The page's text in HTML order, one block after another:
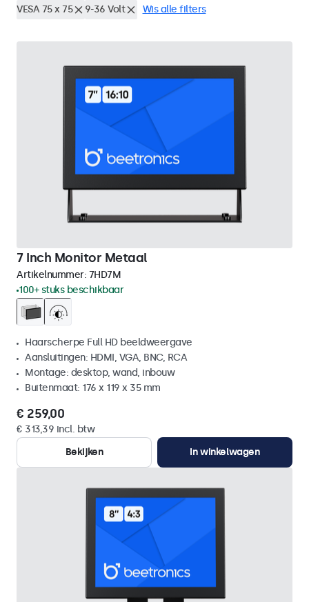
VESA 75 x 75 9-36 Volt Wis alle filters
7 Inch Monitor Metaal
Artikelnummer: 7HD7M
100+ stuks beschikbaar
Haarscherpe Full HD beeldweergave
Aansluitingen: HDMI, VGA, BNC, RCA
Montage: desktop, wand, inbouw
Buitenmaat: 176 x 119 x 35 mm
€ 259,00
€ 313,39 incl. btw
Bekijken
In winkelwagen